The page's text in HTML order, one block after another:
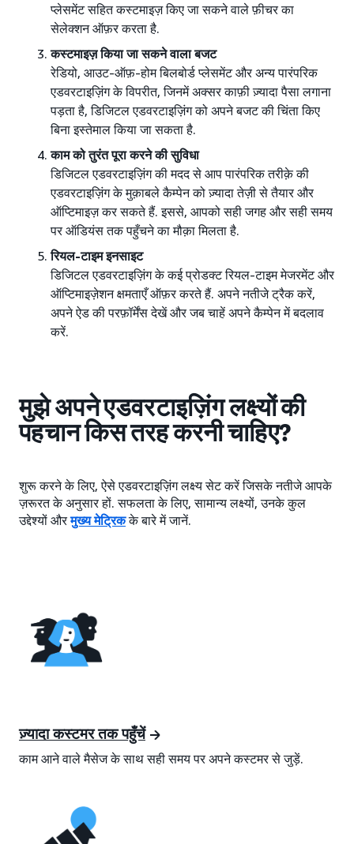
प्लेसमेंट सहित कस्टमाइज़ किए जा सकने वाले फ़ीचर का
सेलेक्शन ऑफ़र करता है.
कस्टमाइज़ किया जा सकने वाला बजट
रेडियो, आउट-ऑफ़-होम बिलबोर्ड प्लेसमेंट और अन्य पारंपरिक
एडवरटाइज़िंग के विपरीत, जिनमें अक्सर काफ़ी ज़्यादा पैसा लगाना
पड़ता है, डिजिटल एडवरटाइज़िंग को अपने बजट की चिंता किए
बिना इस्तेमाल किया जा सकता है.
काम को तुरंत पूरा करने की सुविधा
डिजिटल एडवरटाइज़िंग की मदद से आप पारंपरिक तरीक़े की
एडवरटाइज़िंग के मुक़ाबले कैम्पेन को ज़्यादा तेज़ी से तैयार और
ऑप्टिमाइज़ कर सकते हैं. इससे, आपको सही जगह और सही समय
पर ऑडियंस तक पहुँचने का मौक़ा मिलता है.
रियल-टाइम इनसाइट
डिजिटल एडवरटाइज़िंग के कई प्रोडक्ट रियल-टाइम मेजरमेंट और
ऑप्टिमाइज़ेशन क्षमताएँ ऑफ़र करते हैं. अपने नतीजे ट्रैक करें,
अपने ऐड की परफ़ॉर्मेंस देखें और जब चाहें अपने कैम्पेन में बदलाव
करें.
मुझे अपने एडवरटाइज़िंग लक्ष्यों की
पहचान किस तरह करनी चाहिए?
शुरू करने के लिए, ऐसे एडवरटाइज़िंग लक्ष्य सेट करें जिसके नतीजे आपके
ज़रूरत के अनुसार हों. सफलता के लिए, सामान्य लक्ष्यों, उनके कुल
उद्देश्यों औरमुख्य मेट्रिकके बारे में जानें.
ज़्यादा कस्टमर तक पहुँचें
काम आने वाले मैसेज के साथ सही समय पर अपने कस्टमर से जुड़ें.